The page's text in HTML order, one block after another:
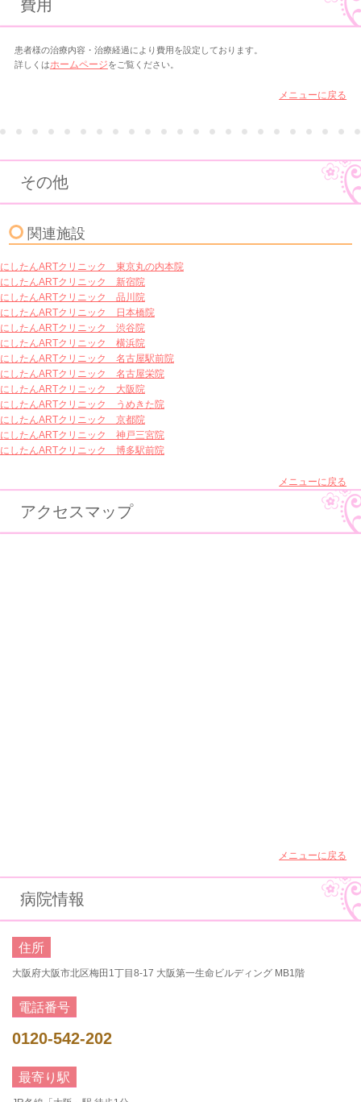
費用
患者様の治療内容・治療経過により費用を設定しております。
詳しくはホームページをご覧ください。
メニューに戻る
その他
関連施設
にしたんARTクリニック 東京丸の内本院
にしたんARTクリニック 新宿院
にしたんARTクリニック 品川院
にしたんARTクリニック 日本橋院
にしたんARTクリニック 渋谷院
にしたんARTクリニック 横浜院
にしたんARTクリニック 名古屋駅前院
にしたんARTクリニック 名古屋栄院
にしたんARTクリニック 大阪院
にしたんARTクリニック うめきた院
にしたんARTクリニック 京都院
にしたんARTクリニック 神戸三宮院
にしたんARTクリニック 博多駅前院
メニューに戻る
アクセスマップ
メニューに戻る
病院情報
住所
大阪府大阪市北区梅田1丁目8-17 大阪第一生命ビルディング MB1階
電話番号
0120-542-202
最寄り駅